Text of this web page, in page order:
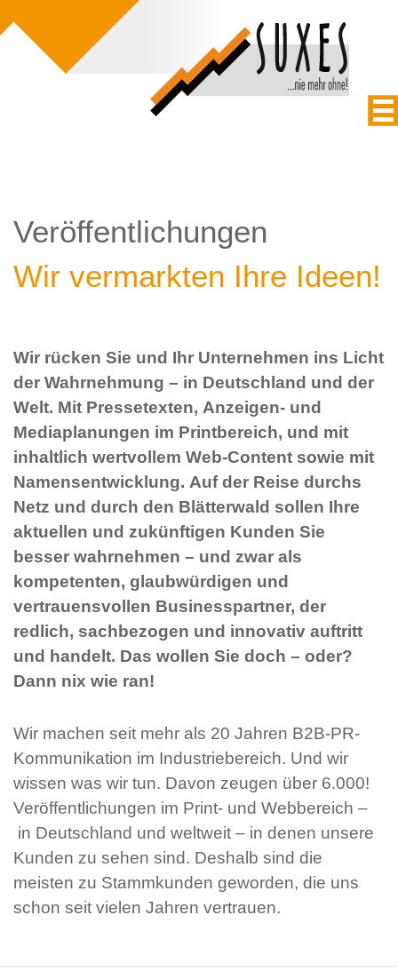
Veröffentlichungen
Wir vermarkten Ihre Ideen!
Wir rücken Sie und Ihr Unternehmen ins Licht
der Wahrnehmung – in Deutschland und der
Welt. Mit Pressetexten, Anzeigen- und
Mediaplanungen im Printbereich, und mit
inhaltlich wertvollem Web-Content sowie mit
Namensentwicklung. Auf der Reise durchs
Netz und durch den Blätterwald sollen Ihre
aktuellen und zukünftigen Kunden Sie
besser wahrnehmen – und zwar als
kompetenten, glaubwürdigen und
vertrauensvollen Businesspartner, der
redlich, sachbezogen und innovativ auftritt
und handelt. Das wollen Sie doch – oder?
Dann nix wie ran!
Wir machen seit mehr als 20 Jahren B2B-PR-
Kommunikation im Industriebereich. Und wir
wissen was wir tun. Davon zeugen über 6.000!
Veröffentlichungen im Print- und Webbereich –
in Deutschland und weltweit – in denen unsere
Kunden zu sehen sind. Deshalb sind die
meisten zu Stammkunden geworden, die uns
schon seit vielen Jahren vertrauen.